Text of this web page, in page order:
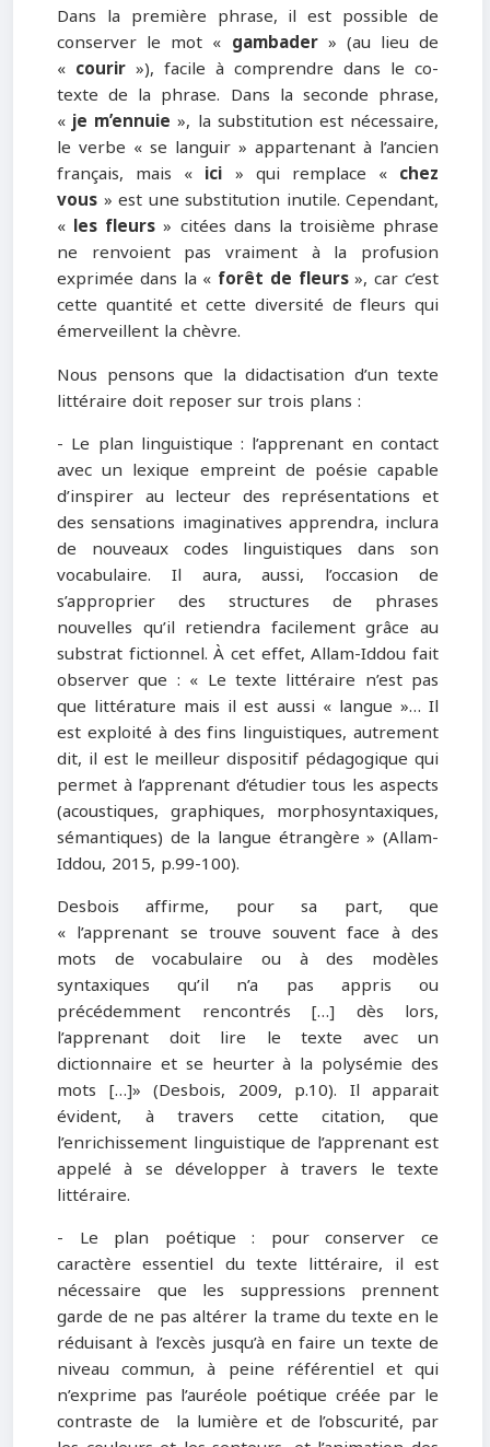
Dans la première phrase, il est possible de
conserver le mot « gambader» (au lieu de
« courir »), facile à comprendre dans le co-
texte de la phrase. Dans la seconde phrase,
«je m’ennuie », la substitution est nécessaire,
le verbe « se languir » appartenant à l’ancien
français, mais « ici » qui remplace « chez
vous » est une substitution inutile. Cependant,
« les fleurs » citées dans la troisième phrase
ne renvoient pas vraiment à la profusion
exprimée dans la « forêt de fleurs», car c’est
cette quantité et cette diversité de fleurs qui
émerveillent la chèvre.
Nous pensons que la didactisation d’un texte
littéraire doit reposer sur trois plans :
- Le plan linguistique : l’apprenant en contact
avec un lexique empreint de poésie capable
d’inspirer au lecteur des représentations et
des sensations imaginatives apprendra, inclura
de nouveaux codes linguistiques dans son
vocabulaire. Il aura, aussi, l’occasion de
s’approprier des structures de phrases
nouvelles qu’il retiendra facilement grâce au
substrat fictionnel. À cet effet, Allam-Iddou fait
observer que : « Le texte littéraire n’est pas
que littérature mais il est aussi « langue »… Il
est exploité à des fins linguistiques, autrement
dit, il est le meilleur dispositif pédagogique qui
permet à l’apprenant d’étudier tous les aspects
(acoustiques, graphiques, morphosyntaxiques,
sémantiques) de la langue étrangère » (Allam-
Iddou, 2015, p.99-100).
Desbois affirme, pour sa part, que
« l’apprenant se trouve souvent face à des
mots de vocabulaire ou à des modèles
syntaxiques qu’il n’a pas appris ou
précédemment rencontrés […] dès lors,
l’apprenant doit lire le texte avec un
dictionnaire et se heurter à la polysémie des
mots […]» (Desbois, 2009, p.10). Il apparait
évident, à travers cette citation, que
l’enrichissement linguistique de l’apprenant est
appelé à se développer à travers le texte
littéraire.
- Le plan poétique : pour conserver ce
caractère essentiel du texte littéraire, il est
nécessaire que les suppressions prennent
garde de ne pas altérer la trame du texte en le
réduisant à l’excès jusqu’à en faire un texte de
niveau commun, à peine référentiel et qui
n’exprime pas l’auréole poétique créée par le
contraste de la lumière et de l’obscurité, par